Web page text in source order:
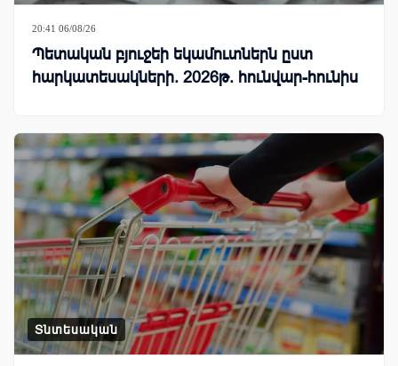
20:41 06/08/26
Պետական բյուջեի եկամուտներն ըստ
հարկատեսակների. 2026թ. հունվար-հունիս
Տնտեսական